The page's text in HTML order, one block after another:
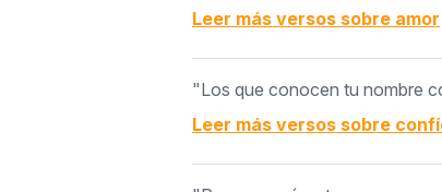
Leer más versos sobre amor
"Los que conocen tu nombre
Leer más versos sobre